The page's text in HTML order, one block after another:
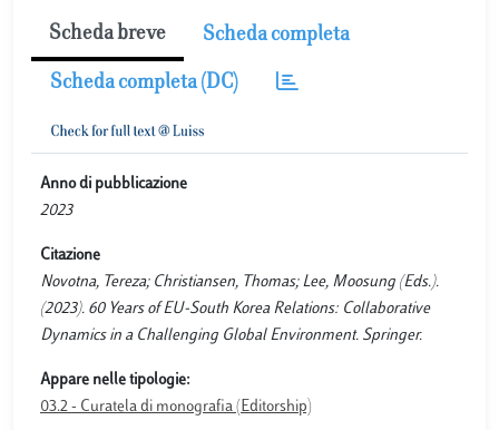
Scheda breve Scheda completa
Scheda completa (DC)
Anno di pubblicazione
2023
Citazione
Novotna, Tereza; Christiansen, Thomas; Lee, Moosung (Eds.).
(2023). 60 Years of EU-South Korea Relations: Collaborative
Dynamics in a Challenging Global Environment. Springer.
Appare nelle tipologie:
03.2 - Curatela di monografia (Editorship)